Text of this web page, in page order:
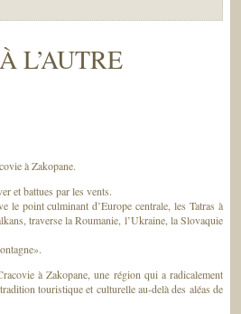
L’AUTRE
à Zakopane.
et battues par les vents.
le point culminant d’Europe centrale, les Tatras à
traverse la Roumanie, l’Ukraine, la Slovaquie
à Zakopane, une région qui a radicalement
touristique et culturelle au-delà des aléas de